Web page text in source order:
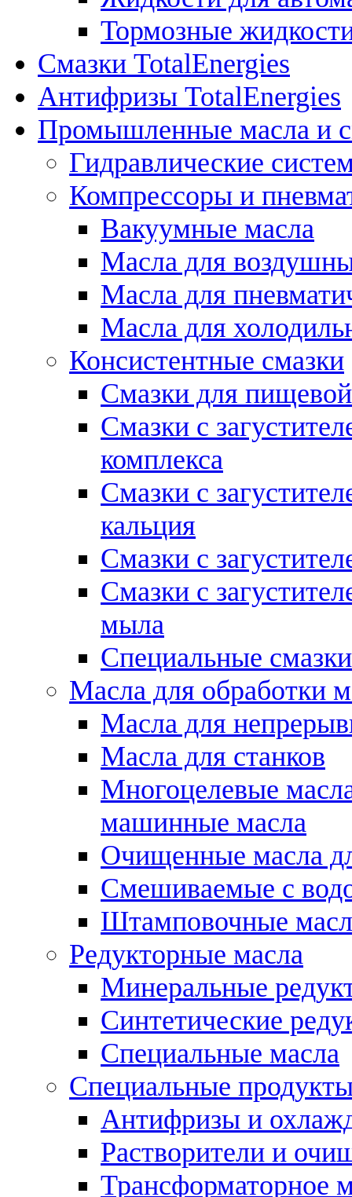
Тормозные
Смазки TotalEnergies
Антифризы TotalEnergies
Промышленные масла и
Гидравлические
Компрессоры и
Вакуумные масла
Масла для
Масла для
Масла для
Консистентные смазки
Смазки для
Смазки с
комплекса
Смазки с
кальция
Смазки с
Смазки с
мыла
Специальные смазки
Масла для обработки
Масла для
Масла для станков
Многоцелевые
машинные масла
Очищенные масла
Смешиваемые с
Штамповочные
Редукторные масла
Минеральные
Синтетические
Специальные масла
Специальные
Антифризы и
Растворители и
Трансформаторное